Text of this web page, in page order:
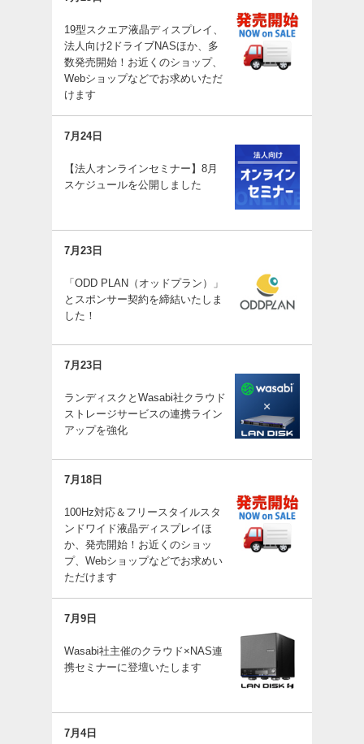
19型スクエア液晶ディスプレイ、
法人向け2ドライブNASほか、多
数発売開始！お近くのショップ、
Webショップなどでお求めいただ
けます
7月24日
【法人オンラインセミナー】8月
スケジュールを公開しました
7月23日
「ODD PLAN（オッドプラン）」
とスポンサー契約を締結いたしま
した！
7月23日
ランディスクとWasabi社クラウド
ストレージサービスの連携ライン
アップを強化
7月18日
100Hz対応＆フリースタイルスタ
ンドワイド液晶ディスプレイほ
か、発売開始！お近くのショッ
プ、Webショップなどでお求めい
ただけます
7月9日
Wasabi社主催のクラウド×NAS連
携セミナーに登壇いたします
7月4日